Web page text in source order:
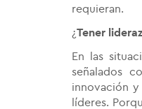
requieran.
¿Tener
En las
señalados
innovación
líderes.